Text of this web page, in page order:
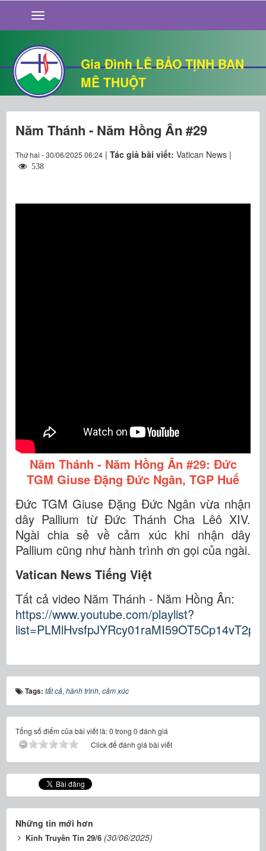
Gia Đình LÊ BẢO TỊNH BAN
MÊ THUỘT
GIỚI THIỆU
TIN TỨC
SỐNG ĐẠO
CHUYỆN NHÀ
QUÁN VĂN
THƯ GIÃN
Năm Thánh - Năm Hồng Ân #29
Thứ hai - 30/06/2025 06:24 | Tác giả bài viết: Vatican News |
538
Năm Thánh - Năm Hồng Ân #29: Đức
TGM Giuse Đặng Đức Ngân, TGP Huế
Đức TGM Giuse Đặng Đức Ngân vừa nhận
dây Pallium từ Đức Thánh Cha Lêô XIV.
Ngài chia sẻ về cảm xúc khi nhận dây
Pallium cũng như hành trình ơn gọi của ngài.
Vatican News Tiếng Việt
Tất cả video Năm Thánh - Năm Hồng Ân:
https://www.youtube.com/playlist?
list=PLMlHvsfpJYRcy01raMI59OT5Cp14vT2py
Tags: tất cả, hành trình, cảm xúc
Tổng số điểm của bài viết là: 0 trong 0 đánh giá
Click để đánh giá bài viết
Những tin mới hơn
Kinh Truyền Tin 29/6 (30/06/2025)